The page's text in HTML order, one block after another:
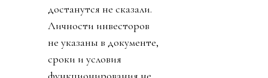
достанутся не сказали.
Личности инвесторов
не указаны в документе,
сроки и условия